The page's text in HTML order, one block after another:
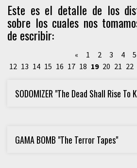
Este es el detalle de los
sobre los cuales nos
de escribir:
« 1 2 3 4 5
12 13 14 15 16 17 18 19 20 21 22
SODOMIZER "The Dead Shall Rise To
GAMA BOMB "The Terror Tapes"